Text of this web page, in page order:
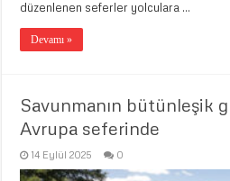
düzenlenen seferler yolculara …
Devamı »
Savunmanın bütünleşik
Avrupa seferinde
14 Eylül 2025 0